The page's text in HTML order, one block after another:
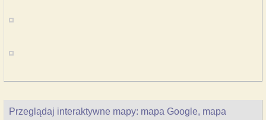
Przeglądaj interaktywne mapy: mapa Google, mapa